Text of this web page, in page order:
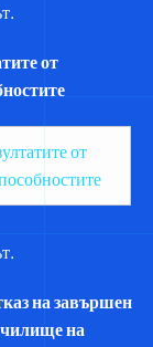
от
от
на завършен
на